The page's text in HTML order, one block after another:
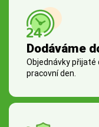
Dodáváme
Objednávky přijaté
pracovní den.